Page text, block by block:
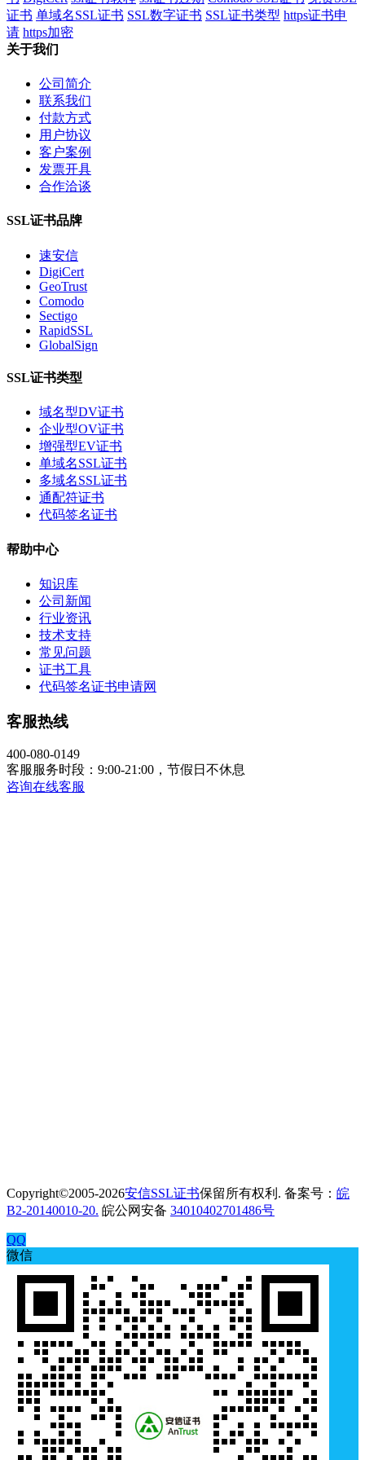
证书 单域名SSL证书 SSL数字证书 SSL证书类型 https证书申
请 https加密
关于我们
公司简介
联系我们
付款方式
用户协议
客户案例
发票开具
合作洽谈
SSL证书品牌
速安信
DigiCert
GeoTrust
Comodo
Sectigo
RapidSSL
GlobalSign
SSL证书类型
域名型DV证书
企业型OV证书
增强型EV证书
单域名SSL证书
多域名SSL证书
通配符证书
代码签名证书
帮助中心
知识库
公司新闻
行业资讯
技术支持
常见问题
证书工具
代码签名证书申请网
客服热线
400-080-0149
客服服务时段：9:00-21:00，节假日不休息
咨询在线客服
Copyright©2005-2026安信SSL证书保留所有权利. 备案号： 皖
B2-20140010-20. 皖公网安备 34010402701486号
QQ
微信